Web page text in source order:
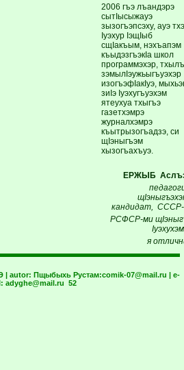
2006 гъэ лъандэрэ
сытIысыжауэ
зызогъэпсэху, ауэ
Iуэхур IэщIыб
сщIакъым, нэхъапэм
къыдэзгъэкIа школ
программэхэр,
зэмылIэужьыгъуэхэр
изогъэфIакIуэ,
зиIэ Iуэхугъуэхэм
ятеухуа тхыгъэ
газетхэмрэ
журналхэмрэ
къытрызогъадзэ, си
щIэныгъэм
хызогъахъуэ.
ЕРЖЫБ
кандидат,
РСФСР-ми
я
| autor: Пщыбыхь Рустам:comik-07@mail.ru | e-
adyghe@mail.ru 52